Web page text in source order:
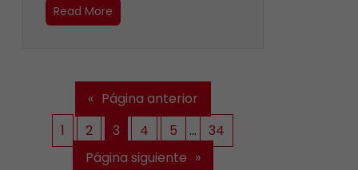
Read More
« Página anterior
1
2 3 4 5 …
34
Página siguiente »